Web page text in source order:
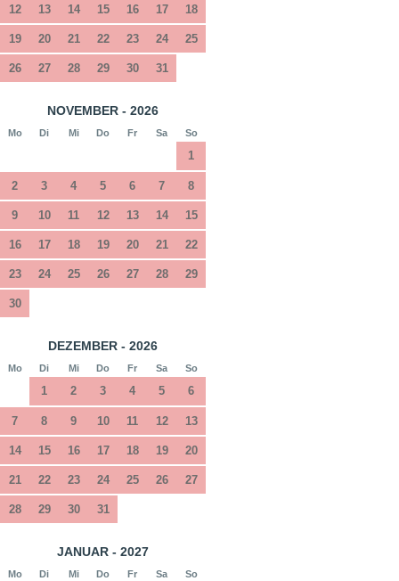
12 13 14 15 16 17 18
19 20 21 22 23 24 25
26 27 28 29 30 31
NOVEMBER - 2026
Mo Di Mi Do Fr Sa So
1
2 3 4 5 6 7 8
9 10 11 12 13 14 15
16 17 18 19 20 21 22
23 24 25 26 27 28 29
30
DEZEMBER - 2026
Mo Di Mi Do Fr Sa So
1 2 3 4 5 6
7 8 9 10 11 12 13
14 15 16 17 18 19 20
21 22 23 24 25 26 27
28 29 30 31
JANUAR - 2027
Mo Di Mi Do Fr Sa So